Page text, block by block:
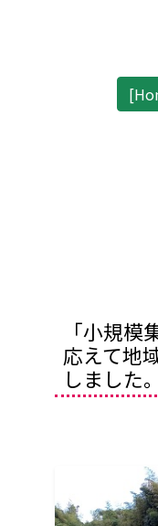
「小規
応えて地
しました。